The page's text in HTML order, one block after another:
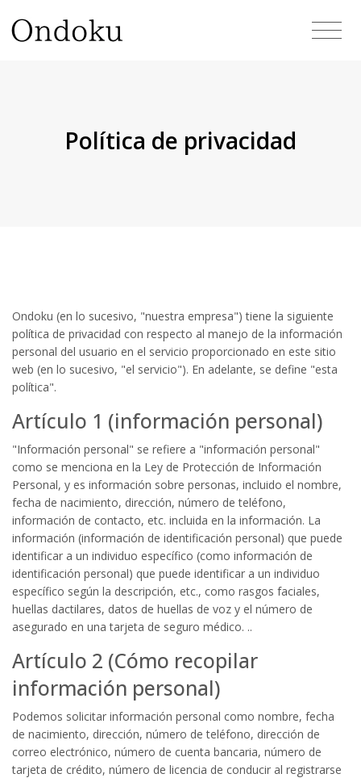
Política de privacidad
Ondoku (en lo sucesivo, "nuestra empresa") tiene la siguiente
política de privacidad con respecto al manejo de la información
personal del usuario en el servicio proporcionado en este sitio
web (en lo sucesivo, "el servicio"). En adelante, se define "esta
política".
Artículo 1 (información personal)
"Información personal" se refiere a "información personal"
como se menciona en la Ley de Protección de Información
Personal, y es información sobre personas, incluido el nombre,
fecha de nacimiento, dirección, número de teléfono,
información de contacto, etc. incluida en la información. La
información (información de identificación personal) que puede
identificar a un individuo específico (como información de
identificación personal) que puede identificar a un individuo
específico según la descripción, etc., como rasgos faciales,
huellas dactilares, datos de huellas de voz y el número de
asegurado en una tarjeta de seguro médico. ..
Artículo 2 (Cómo recopilar
información personal)
Podemos solicitar información personal como nombre, fecha
de nacimiento, dirección, número de teléfono, dirección de
correo electrónico, número de cuenta bancaria, número de
tarjeta de crédito, número de licencia de conducir al registrarse